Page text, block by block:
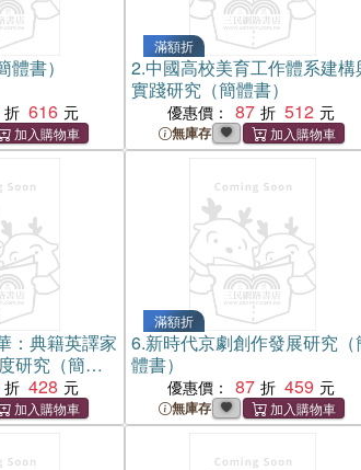
書）
616
滿額折
2.中國高校美育工作體系建構
實踐研究（簡體書）
優惠價： 87 512
無庫存
：典籍英譯家
研究（簡體
428
滿額折
6.新時代京劇創作發展研究（
體書）
優惠價： 87 459
無庫存